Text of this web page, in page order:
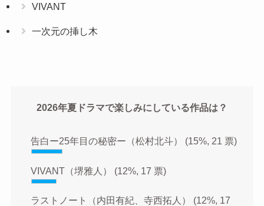
VIVANT
一次元の挿し木
2026年夏ドラマで楽しみにしている作品は？
告白ー25年目の秘密ー（松村北斗） (15%, 21 票)
VIVANT（堺雅人） (12%, 17 票)
ラストノート（内田有紀、寺西拓人） (12%, 17